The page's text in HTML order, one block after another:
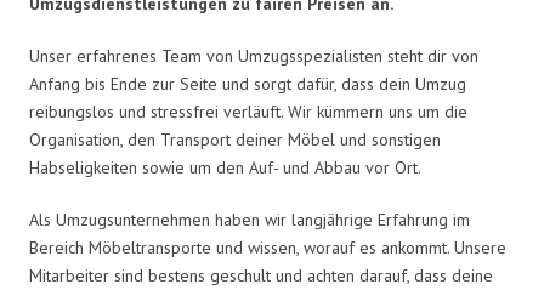
Unser erfahrenes Team von Umzugsspezialisten steht dir von
Anfang bis Ende zur Seite und sorgt dafür, dass dein Umzug
reibungslos und stressfrei verläuft. Wir kümmern uns um die
Organisation, den Transport deiner Möbel und sonstigen
Habseligkeiten sowie um den Auf- und Abbau vor Ort.
Als Umzugsunternehmen haben wir langjährige Erfahrung im
Bereich Möbeltransporte und wissen, worauf es ankommt. Unsere
Mitarbeiter sind bestens geschult und achten darauf, dass deine